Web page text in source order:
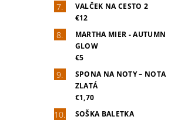
VALČEK NA CESTO 2
€12
MARTHA MIER - AUTUMN
GLOW
€5
SPONA NA NOTY – NOTA
ZLATÁ
€1,70
SOŠKA BALETKA